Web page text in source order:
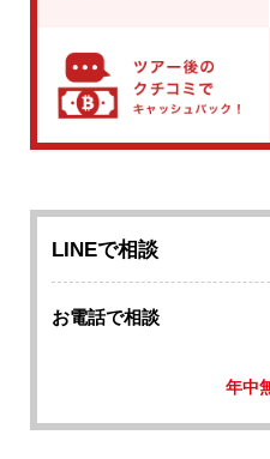
LINEで相談
お電話で相談
年中